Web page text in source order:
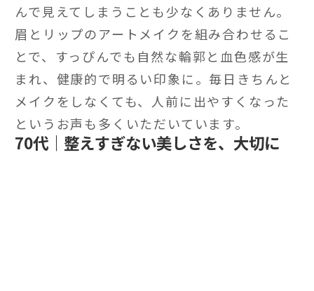
んで見えてしまうことも少なくありません。
眉とリップのアートメイクを組み合わせるこ
とで、すっぴんでも自然な輪郭と血色感が生
まれ、健康的で明るい印象に。毎日きちんと
メイクをしなくても、人前に出やすくなった
というお声も多くいただいています。
70代｜整えすぎない美しさを、大切に